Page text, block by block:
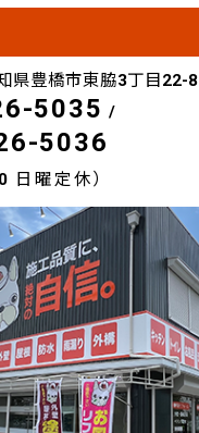
県豊橋市東脇3丁目22-8
5035 /
5036
日曜定休）